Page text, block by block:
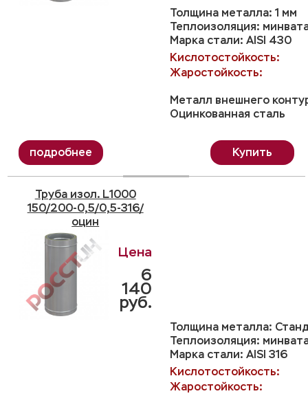
Толщина металла: 1 мм
Теплоизоляция:
Марка стали: AISI 430
Кислотостойкость:
Жаростойкость:
Металл внешнего
Оцинкованная сталь
Купить
Труба изол. L1000
150/200-0,5/0,5-316/
оцин
Толщина металла:
Теплоизоляция:
Марка стали: AISI 316
Кислотостойкость:
Жаростойкость:
6
140
руб.